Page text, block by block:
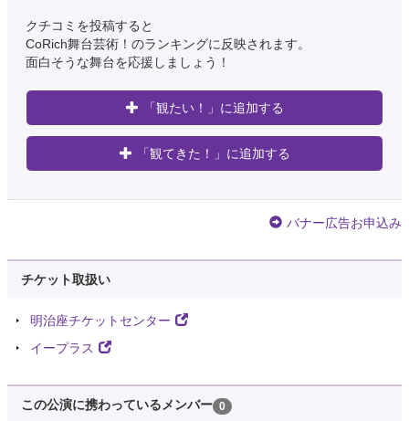
クチコミを投稿すると
CoRich舞台芸術！のランキングに反映されます。
面白そうな舞台を応援しましょう！
「観たい！」に追加する
「観てきた！」に追加する
バナー広告お申込み
チケット取扱い
明治座チケットセンター
イープラス
この公演に携わっているメンバー 0